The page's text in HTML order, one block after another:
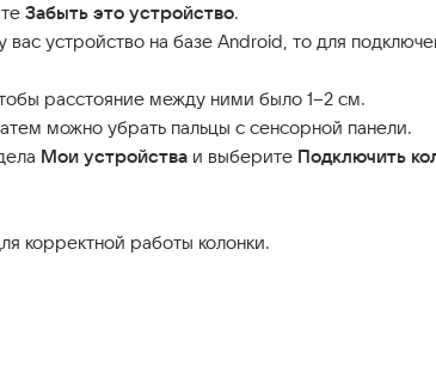
Забыть это устройство.
устройство на базе Android, то для
расстояние между ними было 1–2 см.
можно убрать пальцы с сенсорной панели.
Мои устройства и выберите Подключить
корректной работы колонки.